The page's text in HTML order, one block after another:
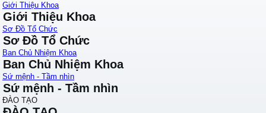
Giới Thiệu Khoa
Giới Thiệu Khoa
Sơ Đồ Tổ Chức
Sơ Đồ Tổ Chức
Ban Chủ Nhiệm Khoa
Ban Chủ Nhiệm Khoa
Sứ mệnh - Tầm nhìn
Sứ mệnh - Tầm nhìn
ĐÀO TẠO